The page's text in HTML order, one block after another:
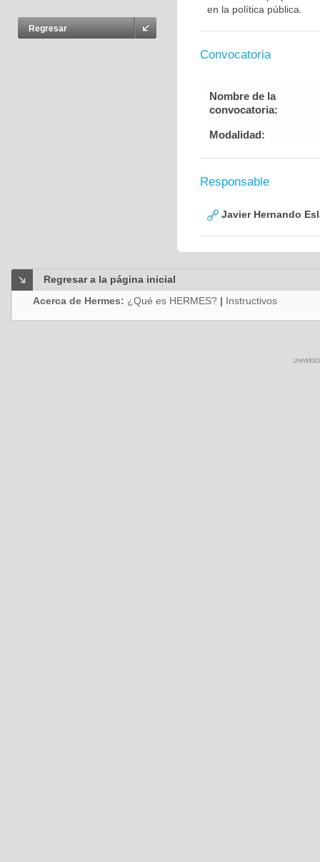
Regresar
en la política pública.
Convocatoria
Nombre de la
convocatoria:
Modalidad:
Responsable
Javier Hernando
Regresar a la página inicial
Acerca de Hermes: ¿Qué es HERMES? | Instructivos